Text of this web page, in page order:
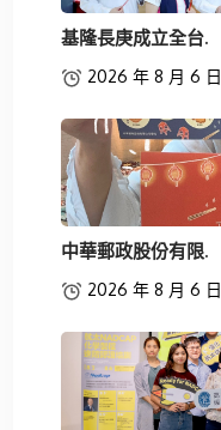
基隆長庚成立全台.
2026 年 8 月 6 日
中華郵政股份有限.
2026 年 8 月 6 日